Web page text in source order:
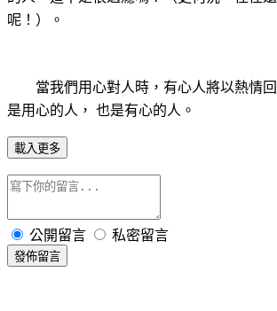
呢！）。
當我們用心對人時， 有心人將以熱情回
是用心的人， 也是有心的人。
載入更多
公開留言 私密留言
發佈留言